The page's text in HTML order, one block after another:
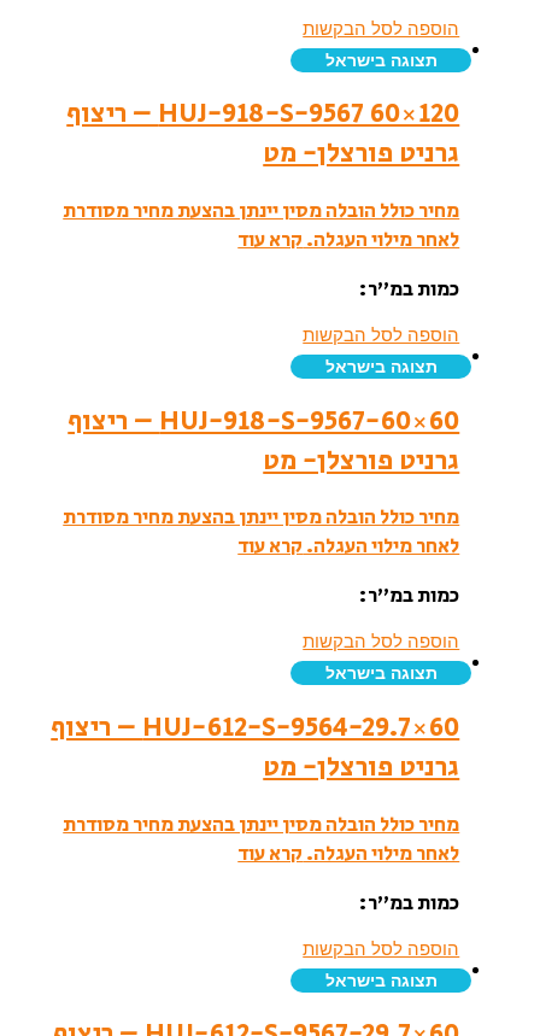
הוספה לסל הבקשות
תצוגה בישראל
HUJ-918-S-9567 60×120 – ריצוף
גרניט פורצלן- מט
מחיר כולל הובלה מסין יינתן בהצעת מחיר מסודרת
לאחר מילוי העגלה.קרא עוד
כמות במ”ר:
הוספה לסל הבקשות
תצוגה בישראל
HUJ-918-S-9567-60×60 – ריצוף
גרניט פורצלן- מט
מחיר כולל הובלה מסין יינתן בהצעת מחיר מסודרת
לאחר מילוי העגלה.קרא עוד
כמות במ”ר:
הוספה לסל הבקשות
תצוגה בישראל
HUJ-612-S-9564-29.7×60 – ריצוף
גרניט פורצלן- מט
מחיר כולל הובלה מסין יינתן בהצעת מחיר מסודרת
לאחר מילוי העגלה. קרא עוד
כמות במ”ר:
הוספה לסל הבקשות
תצוגה בישראל